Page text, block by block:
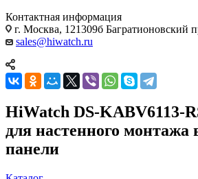
Контактная информация
г. Москва, 121309б Багратионовский
sales@hiwatch.ru
HiWatch DS-KABV6113-
для настенного
панели